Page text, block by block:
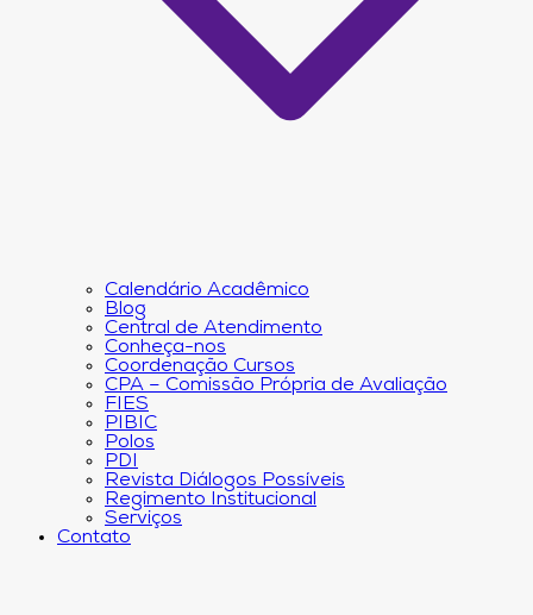
Calendário Acadêmico
Blog
Central de Atendimento
Conheça-nos
Coordenação Cursos
CPA – Comissão Própria de Avaliação
FIES
PIBIC
Polos
PDI
Revista Diálogos Possíveis
Regimento Institucional
Serviços
Contato